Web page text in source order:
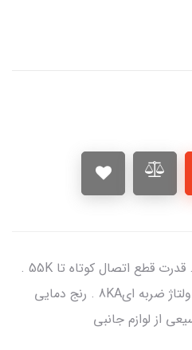
رنج جریانی از 1600A تا 4000A . قدرت قطع اتصال کوتاه تا 55K .
تعداد 3 پل . مقاومت در برابر ولتاژ ضربه ای8KA . رنج دمایی